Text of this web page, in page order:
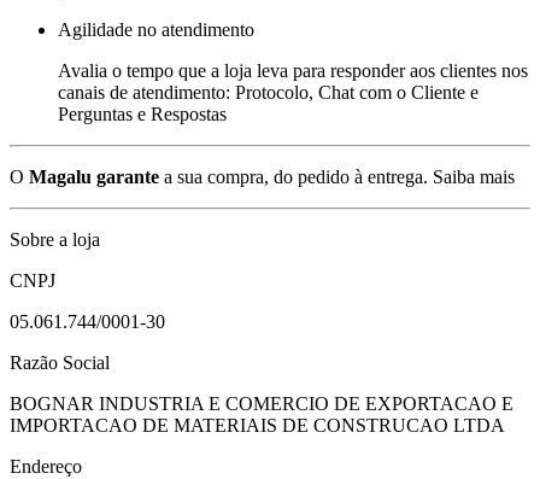
Agilidade no atendimento
Avalia o tempo que a loja leva para responder aos clientes nos
canais de atendimento: Protocolo, Chat com o Cliente e
Perguntas e Respostas
O Magalu garante a sua compra, do pedido à entrega. Saiba mais
Sobre a loja
CNPJ
05.061.744/0001-30
Razão Social
BOGNAR INDUSTRIA E COMERCIO DE EXPORTACAO E
IMPORTACAO DE MATERIAIS DE CONSTRUCAO LTDA
Endereço